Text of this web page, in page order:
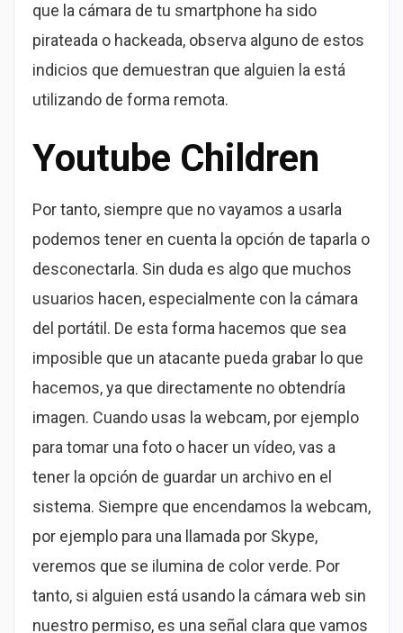
que la cámara de tu smartphone ha sido
pirateada o hackeada, observa alguno de estos
indicios que demuestran que alguien la está
utilizando de forma remota.
Youtube Children
Por tanto, siempre que no vayamos a usarla
podemos tener en cuenta la opción de taparla o
desconectarla. Sin duda es algo que muchos
usuarios hacen, especialmente con la cámara
del portátil. De esta forma hacemos que sea
imposible que un atacante pueda grabar lo que
hacemos, ya que directamente no obtendría
imagen. Cuando usas la webcam, por ejemplo
para tomar una foto o hacer un vídeo, vas a
tener la opción de guardar un archivo en el
sistema. Siempre que encendamos la webcam,
por ejemplo para una llamada por Skype,
veremos que se ilumina de color verde. Por
tanto, si alguien está usando la cámara web sin
nuestro permiso, es una señal clara que vamos